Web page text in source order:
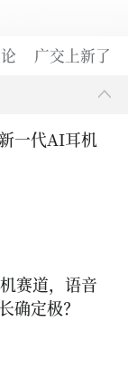
广交上新了
一代AI耳机
赛道，语音
确定极？